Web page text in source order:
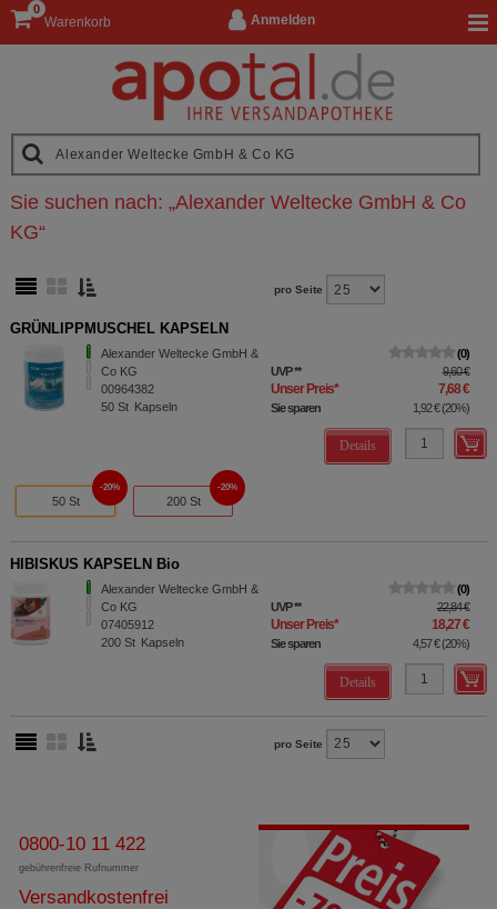
Anmelden
Warenkorb
0
Sie suchen nach: „Alexander Weltecke GmbH & Co
KG“
pro Seite
GRÜNLIPPMUSCHEL KAPSELN
Alexander Weltecke GmbH &
Co KG
00964382
50 St Kapseln
0
UVP** 9,60 €
Unser Preis* 7,68 €
Sie sparen 1,92 €(20%)
Details
50 St
20%
200 St
20%
HIBISKUS KAPSELN Bio
Alexander Weltecke GmbH &
Co KG
07405912
200 St Kapseln
0
UVP** 22,84 €
Unser Preis* 18,27 €
Sie sparen 4,57 €(20%)
Details
pro Seite
0800-10 11 422
gebührenfreie Rufnummer
Versandkostenfrei